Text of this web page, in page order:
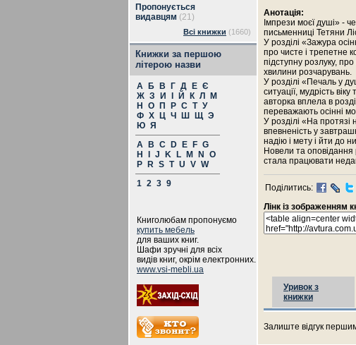
Пропонується
видавцям (21)
Всі книжки (1660)
Книжки за першою
літерою назви
А Б В Г Д Е Є
Ж З И Й К Л
М
Н
О П Р С Т У
Ф Х Ц Ч Ш Щ Э
Ю Я
A
B C D E F G
H
J K L M N
O
P
R S T U V W
1 2 3 9
Книголюбам пропонуємо
купить мебель
для ваших книг.
Шафи зручні для всіх
видів книг, окрім електронних.
www.vsi-mebli.ua
Анотація:
Імпрези моєї душі» -
письменниці Тетяни
У розділі «Зажура
про чисте і трепетне
підступну розлуку, про
хвилини розчарувань.
У розділі «Печаль у
ситуації, мудрість
авторка вплела в
переважають осінні
У розділі «На
впевненість у
надію і мету і йти до
Новели та оповідання
стала працювати
Поділитись:
Лінк із зображенням
Уривок з
книжки
Залиште відгук